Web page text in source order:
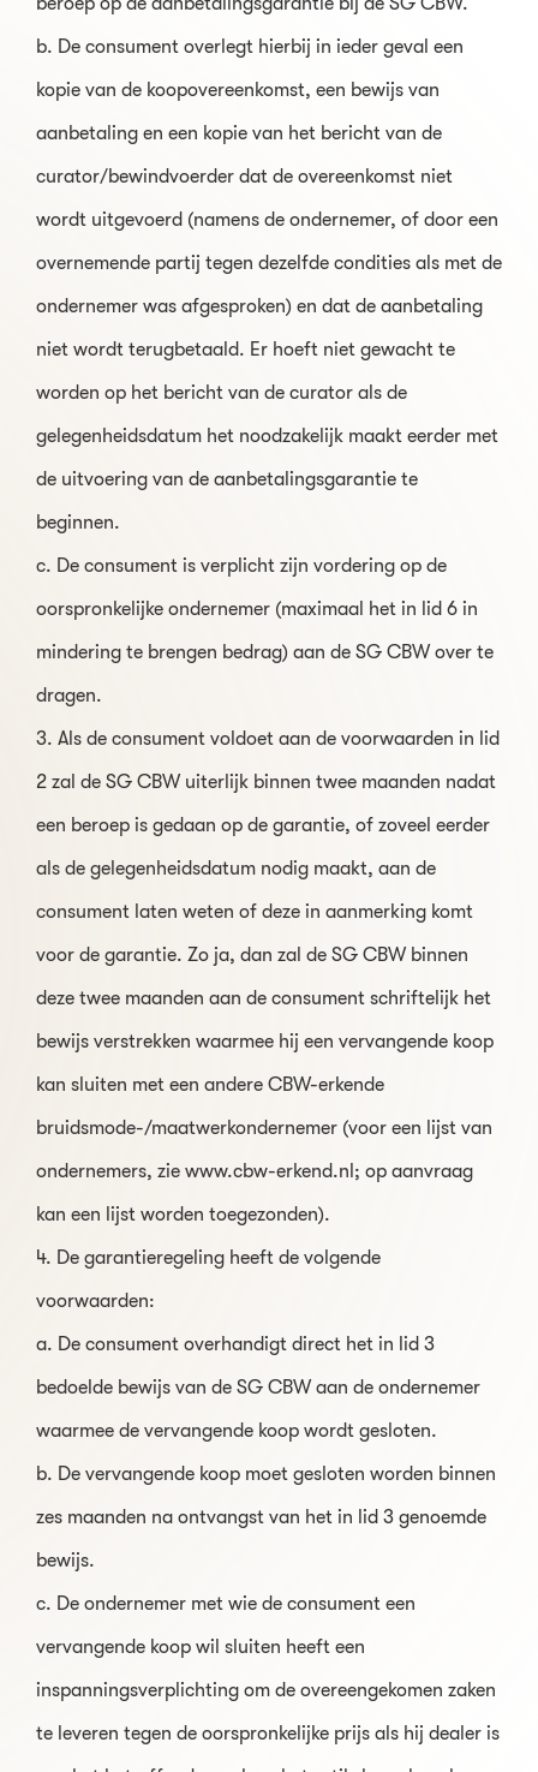
b. De consument overlegt hierbij in ieder geval een
kopie van de koopovereenkomst, een bewijs van
aanbetaling en een kopie van het bericht van de
curator/bewindvoerder dat de overeenkomst niet
wordt uitgevoerd (namens de ondernemer, of door een
overnemende partij tegen dezelfde condities als met de
ondernemer was afgesproken) en dat de aanbetaling
niet wordt terugbetaald. Er hoeft niet gewacht te
worden op het bericht van de curator als de
gelegenheidsdatum het noodzakelijk maakt eerder met
de uitvoering van de aanbetalingsgarantie te
beginnen.
c. De consument is verplicht zijn vordering op de
oorspronkelijke ondernemer (maximaal het in lid 6 in
mindering te brengen bedrag) aan de SG CBW over te
dragen.
3. Als de consument voldoet aan de voorwaarden in lid
2 zal de SG CBW uiterlijk binnen twee maanden nadat
een beroep is gedaan op de garantie, of zoveel eerder
als de gelegenheidsdatum nodig maakt, aan de
consument laten weten of deze in aanmerking komt
voor de garantie. Zo ja, dan zal de SG CBW binnen
deze twee maanden aan de consument schriftelijk het
bewijs verstrekken waarmee hij een vervangende koop
kan sluiten met een andere CBW-erkende
bruidsmode-/maatwerkondernemer (voor een lijst van
ondernemers, zie www.cbw-erkend.nl; op aanvraag
kan een lijst worden toegezonden).
4. De garantieregeling heeft de volgende
voorwaarden:
a. De consument overhandigt direct het in lid 3
bedoelde bewijs van de SG CBW aan de ondernemer
waarmee de vervangende koop wordt gesloten.
b. De vervangende koop moet gesloten worden binnen
zes maanden na ontvangst van het in lid 3 genoemde
bewijs.
c. De ondernemer met wie de consument een
vervangende koop wil sluiten heeft een
inspanningsverplichting om de overeengekomen zaken
te leveren tegen de oorspronkelijke prijs als hij dealer is